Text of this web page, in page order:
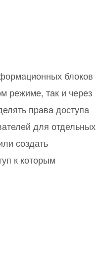
блоков
режиме, так и через
права доступа
для отдельных
создать
к которым